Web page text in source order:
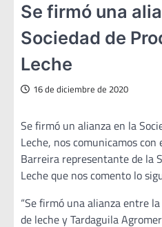
Se firmó una
Sociedad de
Leche
16 de diciembre de 2020
Se firmó un alianza en la
Leche, nos comunicamos
Barreira representante de la
Leche que nos comento lo
“Se firmó una alianza entre
de leche y Tardaguila